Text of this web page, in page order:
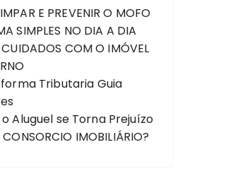
E PREVENIR O MOFO
SIMPLES NO DIA A DIA
COM O IMÓVEL
Tributaria Guia
Aluguel se Torna Prejuízo
CONSORCIO IMOBILIÁRIO?